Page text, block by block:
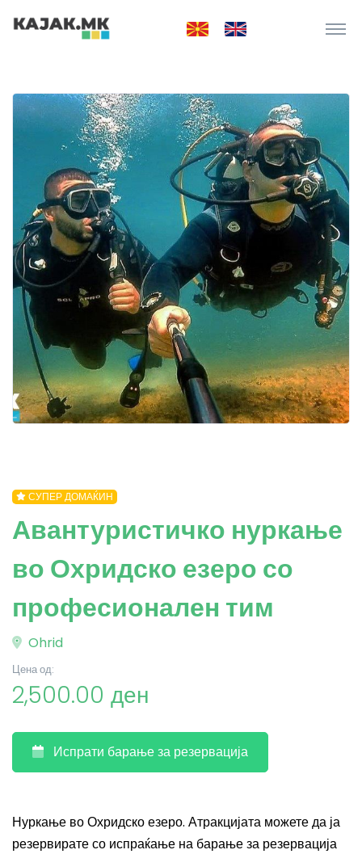
СУПЕР ДОМАЌИН
Авантуристичко нуркање
во Охридско езеро со
професионален тим
Ohrid
Цена од:
2,500.00 ден
Испрати барање за резервација
Нуркање во Охридско езеро. Атракцијата можете да ја
резервирате со испраќање на барање за резервација